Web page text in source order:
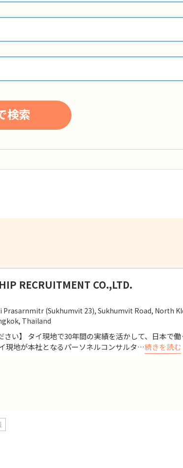
検索
RECRUITMENT CO.,LTD.
Prasarnmitr (Sukhumvit 23), Sukhumvit Road, North
Thailand
さい】 タイ現地で30年間の実績を活かして、日本で
現地が本社となるパーソネルコンサルタ…続きを読む